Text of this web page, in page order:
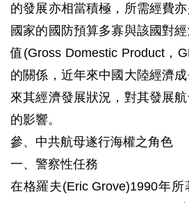
的發展亦相當積極，所需經費
國家的國防預算多寡與該國對
值(Gross Domestic Product，
的關係，近年來中國大陸經濟
來其經濟發展狀況，對其發展
的影響。
參、中共航母遂行海權之角色
一、警察性任務
在格羅夫(Eric Grove)1990年所